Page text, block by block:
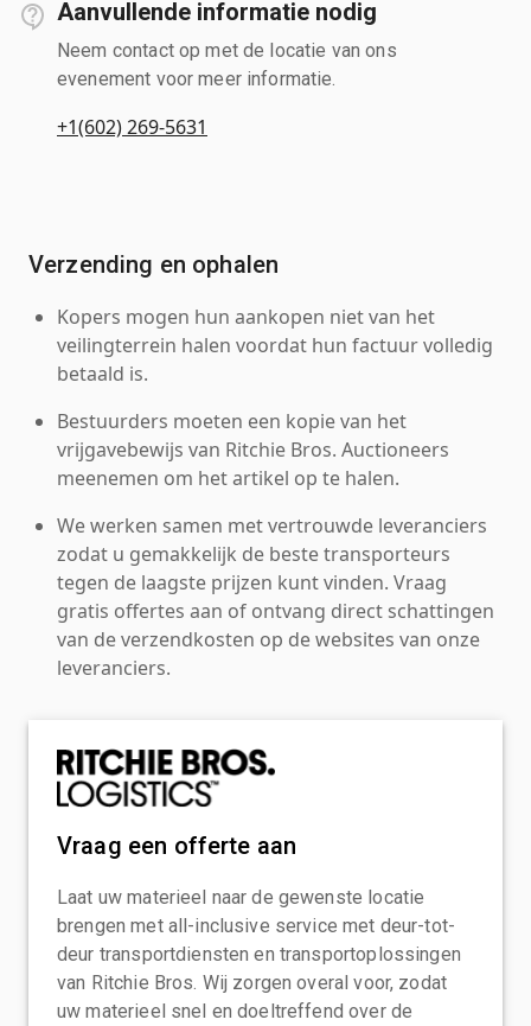
Aanvullende informatie nodig
Neem contact op met de locatie van ons
evenement voor meer informatie.
+1(602) 269-5631
Verzending en ophalen
Kopers mogen hun aankopen niet van het
veilingterrein halen voordat hun factuur volledig
betaald is.
Bestuurders moeten een kopie van het
vrijgavebewijs van Ritchie Bros. Auctioneers
meenemen om het artikel op te halen.
We werken samen met vertrouwde leveranciers
zodat u gemakkelijk de beste transporteurs
tegen de laagste prijzen kunt vinden. Vraag
gratis offertes aan of ontvang direct schattingen
van de verzendkosten op de websites van onze
leveranciers.
Vraag een offerte aan
Laat uw materieel naar de gewenste locatie
brengen met all-inclusive service met deur-tot-
deur transportdiensten en transportoplossingen
van Ritchie Bros. Wij zorgen overal voor, zodat
uw materieel snel en doeltreffend over de